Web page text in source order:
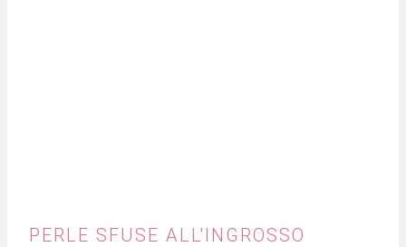
PERLE SFUSE ALL'INGROSSO